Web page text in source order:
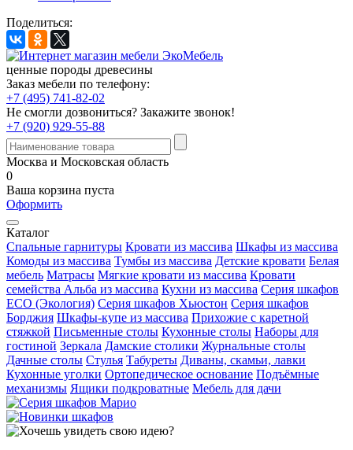
Поделиться:
ценные породы древесины
Заказ мебели по телефону:
+7 (495) 741-82-02
Не смогли дозвониться? Закажите звонок!
+7 (920) 929-55-88
Москва и Московская область
0
Ваша корзина пуста
Оформить
Каталог
Спальные гарнитуры Кровати из массива Шкафы из массива
Комоды из массива Тумбы из массива Детские кровати Белая
мебель Матрасы Мягкие кровати из массива Кровати
семейства Альба из массива Кухни из массива Серия шкафов
ECO (Экология) Серия шкафов Хьюстон Серия шкафов
Борджия Шкафы-купе из массива Прихожие с каретной
стяжкой Письменные столы Кухонные столы Наборы для
гостиной Зеркала Дамские столики Журнальные столы
Дачные столы Стулья Табуреты Диваны, скамьи, лавки
Кухонные уголки Ортопедическое основание Подъёмные
механизмы Ящики подкроватные Мебель для дачи